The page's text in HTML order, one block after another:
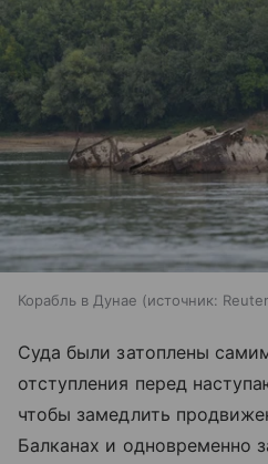
Корабль в Дунае источник:
Суда были затоплены
отступления перед
чтобы замедлить
Балканах и одновременно